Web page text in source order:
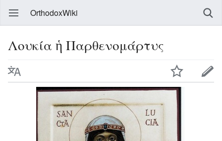
OrthodoxWiki
Λουκία ἡ Παρθενομάρτυς